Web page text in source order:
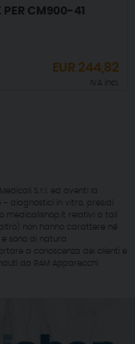
PER CM900-41
EUR 244,82
IVA incl.
S.r.l. ed aventi la
diagnostici in vitro, presidi
medicalishop.it relativi a tali
non hanno carattere né
sono di natura
a conoscenza dei clienti e
da RAM Apparecchi